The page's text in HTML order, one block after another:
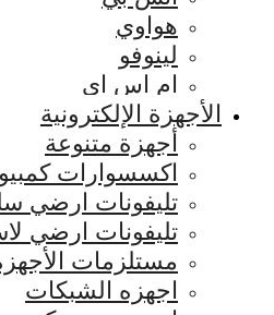
هواوي
لينوفو
ام اس اي
الأجهزة الإلكترونية
أجهزة متنوعة
اكسسوارات
تليفونات ارضي
تليفونات ارضي
مستلزمات الأجهزة
اجهزه الشبكات